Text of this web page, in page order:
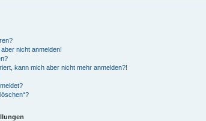
nicht anmelden!
kann mich aber nicht mehr anmelden?!